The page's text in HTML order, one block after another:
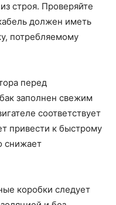
строя. Проверяйте
должен иметь
потребляемому
перед
заполнен свежим
соответствует
привести к быстрому
снижает
коробки следует